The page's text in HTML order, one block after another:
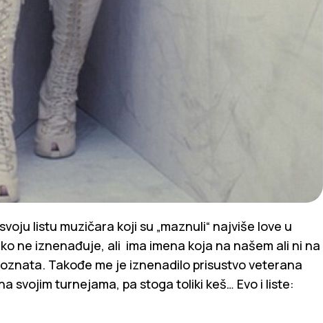
listu muzičara koji su „maznuli“ najviše love u
ne iznenađuje, ali ima imena koja na našem ali ni na
Takođe me je iznenadilo prisustvo veterana
svojim turnejama, pa stoga toliki keš… Evo i liste: